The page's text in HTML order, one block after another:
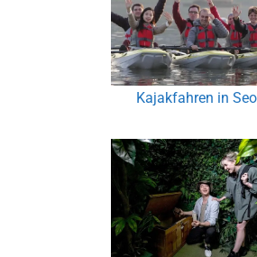
Kajakfahren in